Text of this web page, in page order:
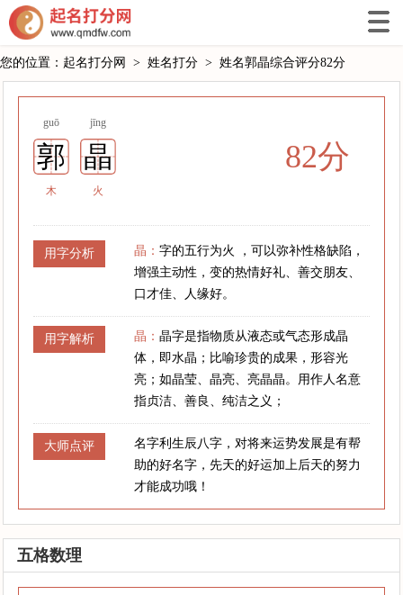
您的位置： 起名打分网 > 姓名打分 > 姓名郭晶综合评分82分
guō jīng
郭 晶
木 火
82分
用字分析 晶：字的五行为火 ，可以弥补性格缺陷，
增强主动性，变的热情好礼、善交朋友、
口才佳、人缘好。
用字解析 晶：晶字是指物质从液态或气态形成晶
体，即水晶；比喻珍贵的成果，形容光
亮；如晶莹、晶亮、亮晶晶。用作人名意
指贞洁、善良、纯洁之义；
大师点评
名字利生辰八字，对将来运势发展是有帮
助的好名字，先天的好运加上后天的努力
才能成功哦！
五格数理